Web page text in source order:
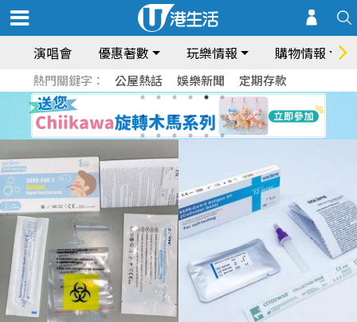
演唱會 優惠著數 玩樂情報 購物情報
熱門關鍵字： 公屋熱話 娛樂新聞 定期存款